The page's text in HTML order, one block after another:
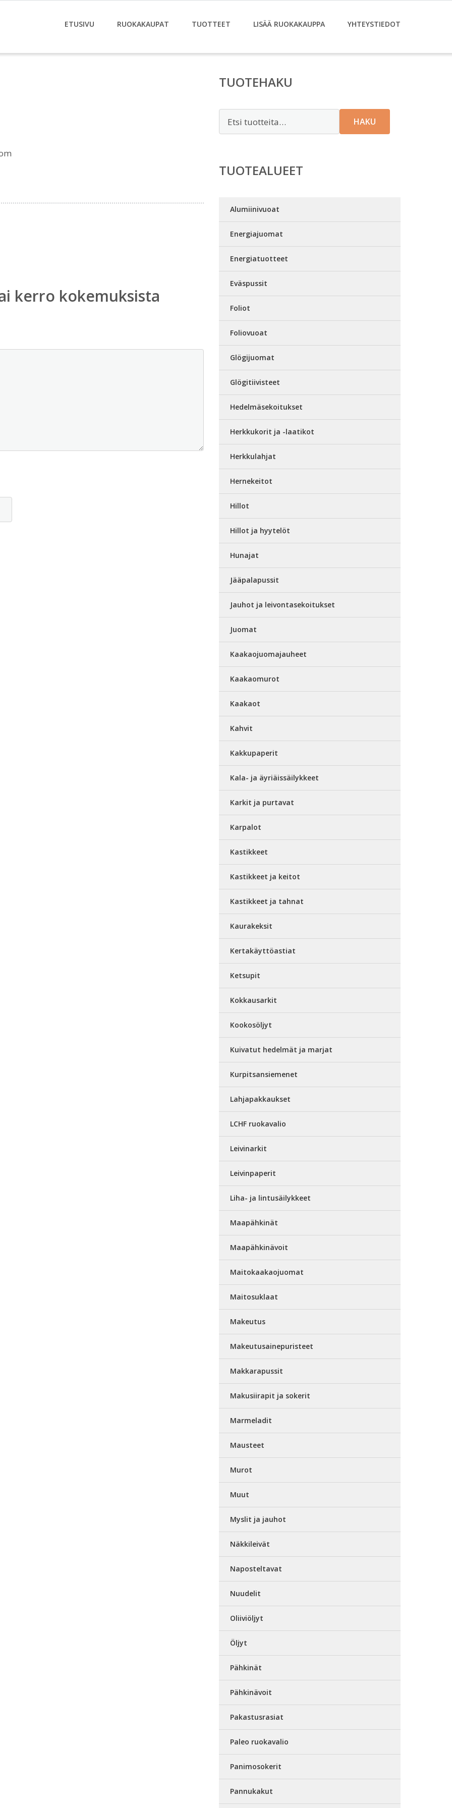
ETUSIVU RUOKAKAUPAT TUOTTEET LISÄÄ RUOKAKAUPPA YHTEYSTIEDOT
kerro kokemuksista
TUOTEHAKU
HAKU
TUOTEALUEET
Alumiinivuoat
Energiajuomat
Energiatuotteet
Eväspussit
Foliot
Foliovuoat
Glögijuomat
Glögitiivisteet
Hedelmäsekoitukset
Herkkukorit ja -laatikot
Herkkulahjat
Hernekeitot
Hillot
Hillot ja hyytelöt
Hunajat
Jääpalapussit
Jauhot ja leivontasekoitukset
Juomat
Kaakaojuomajauheet
Kaakaomurot
Kaakaot
Kahvit
Kakkupaperit
Kala- ja äyriäissäilykkeet
Karkit ja purtavat
Karpalot
Kastikkeet
Kastikkeet ja keitot
Kastikkeet ja tahnat
Kaurakeksit
Kertakäyttöastiat
Ketsupit
Kokkausarkit
Kookosöljyt
Kuivatut hedelmät ja marjat
Kurpitsansiemenet
Lahjapakkaukset
LCHF ruokavalio
Leivinarkit
Leivinpaperit
Liha- ja lintusäilykkeet
Maapähkinät
Maapähkinävoit
Maitokaakaojuomat
Maitosuklaat
Makeutus
Makeutusainepuristeet
Makkarapussit
Makusiirapit ja sokerit
Marmeladit
Mausteet
Murot
Muut
Myslit ja jauhot
Näkkileivät
Naposteltavat
Nuudelit
Oliiviöljyt
Öljyt
Pähkinät
Pähkinävoit
Pakastusrasiat
Paleo ruokavalio
Panimosokerit
Pannukakut